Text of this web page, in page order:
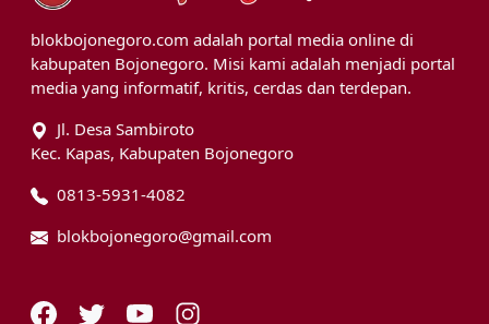
blokbojonegoro.com adalah portal media online di
kabupaten Bojonegoro. Misi kami adalah menjadi portal
media yang informatif, kritis, cerdas dan terdepan.
Jl. Desa Sambiroto
Kec. Kapas, Kabupaten Bojonegoro
0813-5931-4082
blokbojonegoro@gmail.com